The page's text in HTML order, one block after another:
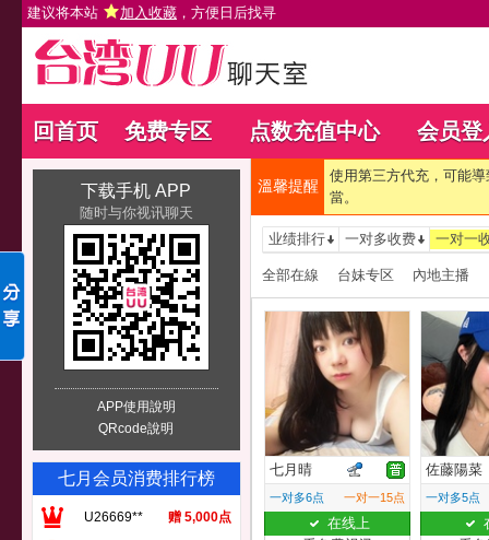
建议将本站 加入收藏 ，方便日后找寻
回首页 免费专区 点数充值中心 会员登
下载手机 APP
随时与你视讯聊天
APP使用說明
QRcode說明
七月会员消费排行榜
U26669** 赠 5,000点
溫馨提醒
使用第三方代充，可能
當。
业绩排行 一对多收费 一对一
全部在線 台妹专区 內地主播
七月晴
一对多6点 一对一15点
在线上
佐藤陽菜
一对多5点